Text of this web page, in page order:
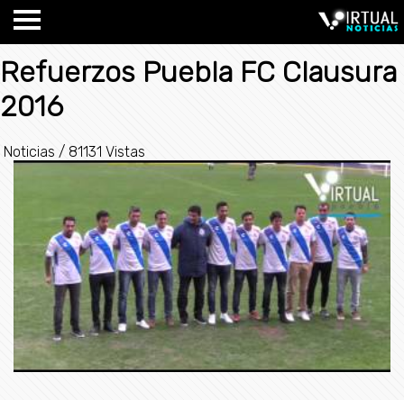
Refuerzos Puebla FC Clausura
2016
Noticias / 81131 Vistas